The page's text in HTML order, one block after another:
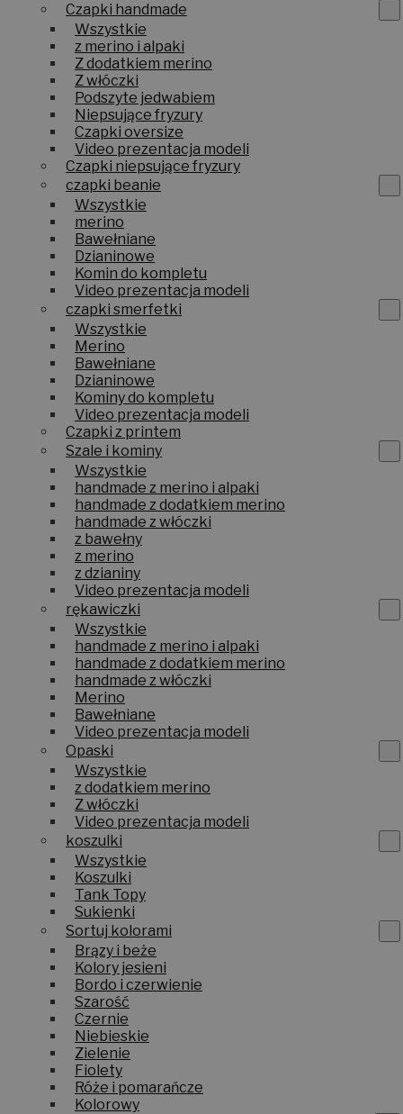
Czapki handmade
Wszystkie
z merino i alpaki
Z dodatkiem merino
Z włóczki
Podszyte jedwabiem
Niepsujące fryzury
Czapki oversize
Video prezentacja modeli
Czapki niepsujące fryzury
czapki beanie
Wszystkie
merino
Bawełniane
Dzianinowe
Komin do kompletu
Video prezentacja modeli
czapki smerfetki
Wszystkie
Merino
Bawełniane
Dzianinowe
Kominy do kompletu
Video prezentacja modeli
Czapki z printem
Szale i kominy
Wszystkie
handmade z merino i alpaki
handmade z dodatkiem merino
handmade z włóczki
z bawełny
z merino
z dzianiny
Video prezentacja modeli
rękawiczki
Wszystkie
handmade z merino i alpaki
handmade z dodatkiem merino
handmade z włóczki
Merino
Bawełniane
Video prezentacja modeli
Opaski
Wszystkie
z dodatkiem merino
Z włóczki
Video prezentacja modeli
koszulki
Wszystkie
Koszulki
Tank Topy
Sukienki
Sortuj kolorami
Brązy i beże
Kolory jesieni
Bordo i czerwienie
Szarość
Czernie
Niebieskie
Zielenie
Fiolety
Róże i pomarańcze
Kolorowy